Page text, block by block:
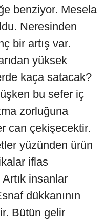
benziyor. Mesela
Neresinden
bir artış var.
yüksek
kaça satacak?
bu sefer iç
zorluğuna
can çekişecektir.
yüzünden ürün
iflas
insanlar
dükkanının
Bütün gelir